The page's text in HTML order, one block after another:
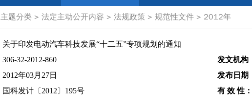
主题分类 > 法定主动公开内容 > 法规政策 > 规范性文件 > 2012年
关于印发电动汽车科技发展“十二五”专项规划的通知
306-32-2012-860 发文机构
2012年03月27日 发布日期
国科发计〔2012〕195号 有 效 性：